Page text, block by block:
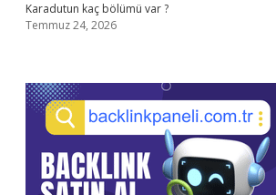
Karadutun kaç bölümü var ?
Temmuz 24, 2026